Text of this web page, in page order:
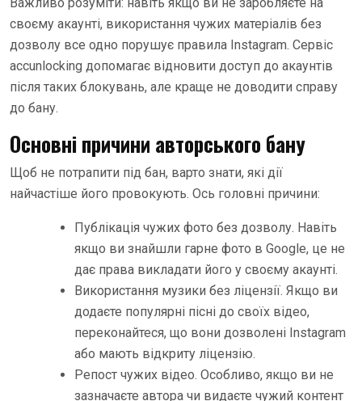
своєму акаунті, використання чужих матеріалів без
дозволу все одно порушує правила Instagram. Сервіс
accunlocking допомагає відновити доступ до акаунтів
після таких блокувань, але краще не доводити справу
до бану.
Основні причини авторського бану
Щоб не потрапити під бан, варто знати, які дії
найчастіше його провокують. Ось головні причини:
Публікація чужих фото без дозволу. Навіть
якщо ви знайшли гарне фото в Google, це не
дає права викладати його у своєму акаунті.
Використання музики без ліцензії. Якщо ви
додаєте популярні пісні до своїх відео,
переконайтеся, що вони дозволені Instagram
або мають відкриту ліцензію.
Репост чужих відео. Особливо, якщо ви не
зазначаєте автора чи видаєте чужий контент